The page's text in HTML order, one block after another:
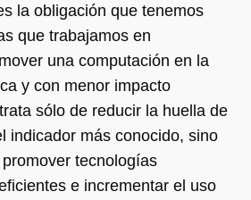
la obligación que tenemos
que trabajamos en
una computación en la
y con menor impacto
sólo de reducir la huella de
indicador más conocido, sino
tecnologías
e incrementar el uso